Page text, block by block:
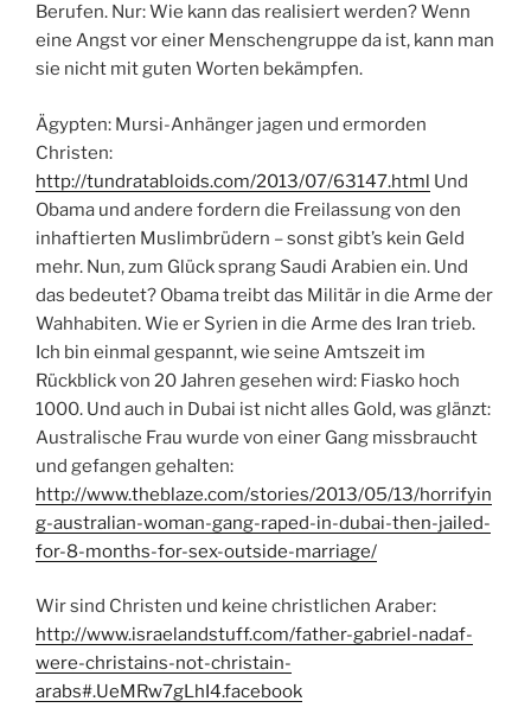
Berufen. Nur: Wie kann das realisiert werden? Wenn
eine Angst vor einer Menschengruppe da ist, kann man
sie nicht mit guten Worten bekämpfen.
Ägypten: Mursi-Anhänger jagen und ermorden
Christen:
http://tundratabloids.com/2013/07/63147.html Und
Obama und andere fordern die Freilassung von den
inhaftierten Muslimbrüdern – sonst gibt’s kein Geld
mehr. Nun, zum Glück sprang Saudi Arabien ein. Und
das bedeutet? Obama treibt das Militär in die Arme der
Wahhabiten. Wie er Syrien in die Arme des Iran trieb.
Ich bin einmal gespannt, wie seine Amtszeit im
Rückblick von 20 Jahren gesehen wird: Fiasko hoch
1000. Und auch in Dubai ist nicht alles Gold, was glänzt:
Australische Frau wurde von einer Gang missbraucht
und gefangen gehalten:
http://www.theblaze.com/stories/2013/05/13/horrifyin
g-australian-woman-gang-raped-in-dubai-then-jailed-
for-8-months-for-sex-outside-marriage/
Wir sind Christen und keine christlichen Araber:
http://www.israelandstuff.com/father-gabriel-nadaf-
were-christains-not-christain-
arabs#.UeMRw7gLhI4.facebook